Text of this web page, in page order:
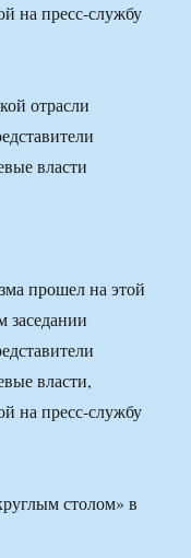
на пресс-службу
отрасли
власти
прошел на этой
заседании
власти,
на пресс-службу